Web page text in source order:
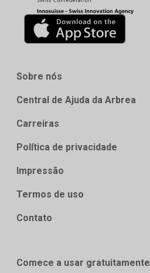
Sobre nós
Central de Ajuda da Arbrea
Carreiras
Política de privacidade
Impressão
Termos de uso
Contato
Comece a usar gratuitamente